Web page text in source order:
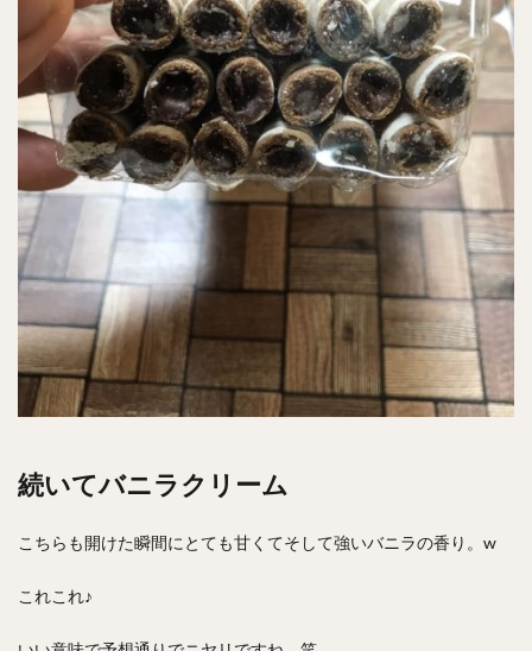
続いてバニラクリーム
こちらも開けた瞬間にとても甘くてそして強いバニラの香り。w
これこれ♪